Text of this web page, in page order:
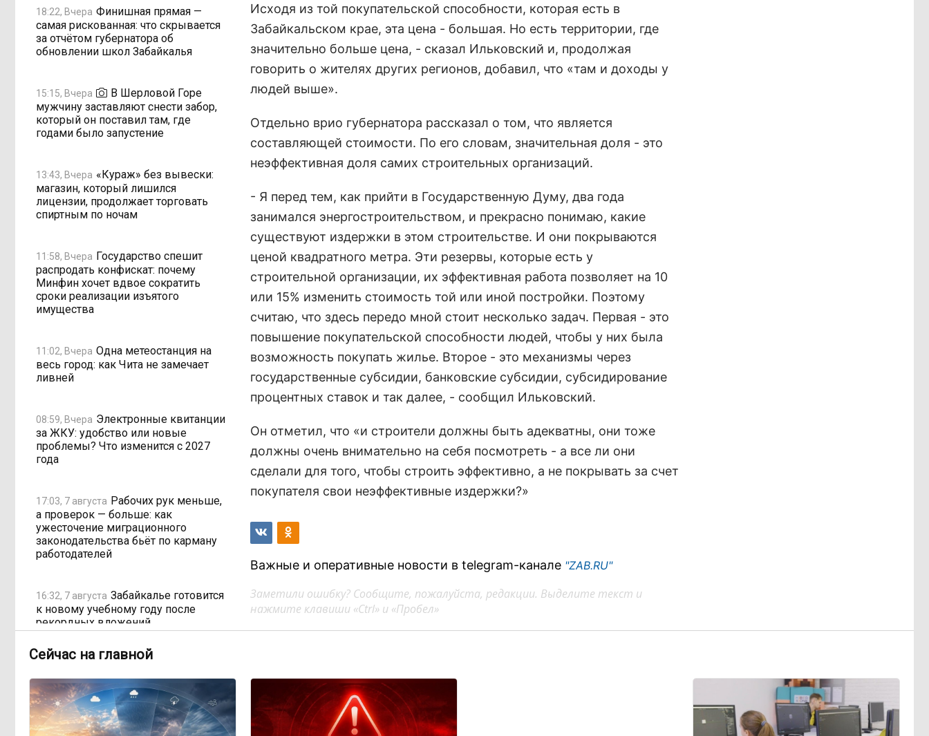
18:22, Вчера Финишная прямая —
самая рискованная: что скрывается
за отчётом губернатора об
обновлении школ Забайкалья
15:15, Вчера
В Шерловой Горе
мужчину заставляют снести забор,
который он поставил там, где
годами было запустение
13:43, Вчера «Кураж» без вывески:
магазин, который лишился
лицензии, продолжает торговать
спиртным по ночам
11:58, Вчера Государство спешит
распродать конфискат: почему
Минфин хочет вдвое сократить
сроки реализации изъятого
имущества
11:02, Вчера Одна метеостанция на
весь город: как Чита не замечает
ливней
08:59, Вчера Электронные квитанции
за ЖКУ: удобство или новые
проблемы? Что изменится с 2027
года
17:03, 7 августа Рабочих рук меньше,
а проверок — больше: как
ужесточение миграционного
законодательства бьёт по карману
работодателей
16:32, 7 августа Забайкалье готовится
к новому учебному году после
рекордных вложений
Как в Забайкалье
превратили отлов бездомных
животных в мошенническую схему
на 20 миллионов рублей
Исходя из той покупательской способности, которая есть в
Забайкальском крае, эта цена - большая. Но есть территории, где
значительно больше цена, - сказал Ильковский и, продолжая
говорить о жителях других регионов, добавил, что «там и доходы у
людей выше».
Отдельно врио губернатора рассказал о том, что является
составляющей стоимости. По его словам, значительная доля - это
неэффективная доля самих строительных организаций.
- Я перед тем, как прийти в Государственную Думу, два года
занимался энергостроительством, и прекрасно понимаю, какие
существуют издержки в этом строительстве. И они покрываются
ценой квадратного метра. Эти резервы, которые есть у
строительной организации, их эффективная работа позволяет на 10
или 15% изменить стоимость той или иной постройки. Поэтому
считаю, что здесь передо мной стоит несколько задач. Первая - это
повышение покупательской способности людей, чтобы у них была
возможность покупать жилье. Второе - это механизмы через
государственные субсидии, банковские субсидии, субсидирование
процентных ставок и так далее, - сообщил Ильковский.
Он отметил, что «и строители должны быть адекватны, они тоже
должны очень внимательно на себя посмотреть - а все ли они
сделали для того, чтобы строить эффективно, а не покрывать за счет
покупателя свои неэффективные издержки?»
Важные и оперативные новости в telegram-канале "ZAB.RU"
Заметили ошибку? Сообщите, пожалуйста, редакции. Выделите текст и
нажмите клавиши «Ctrl» и «Пробел»
Сейчас на главной